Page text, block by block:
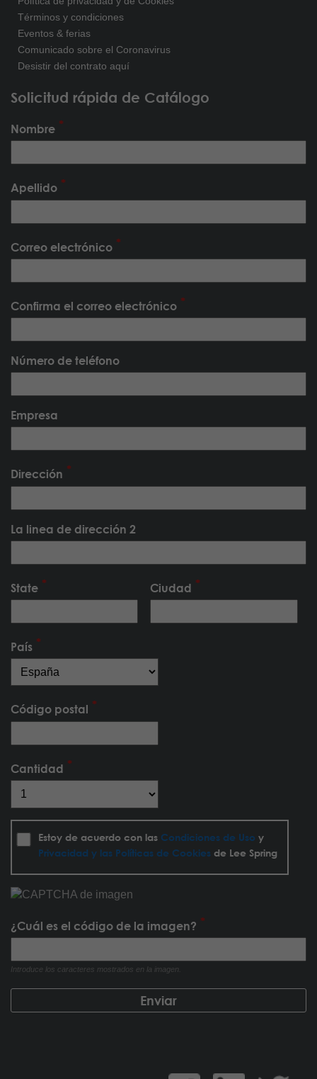
Términos y condiciones
Eventos & ferias
Comunicado sobre el Coronavirus
Desistir del contrato aquí
Solicitud rápida de Catálogo
Nombre
Apellido
Correo electrónico
Confirma el correo electrónico
Número de teléfono
Empresa
Dirección
La linea de dirección 2
State Ciudad
País
Código postal
Cantidad
Estoy de acuerdo con las Condiciones de Uso y
Privacidad y las Políticas de Cookiesde Lee Spring
¿Cuál es el código de la imagen?
Introduce los caracteres mostrados en la imagen.